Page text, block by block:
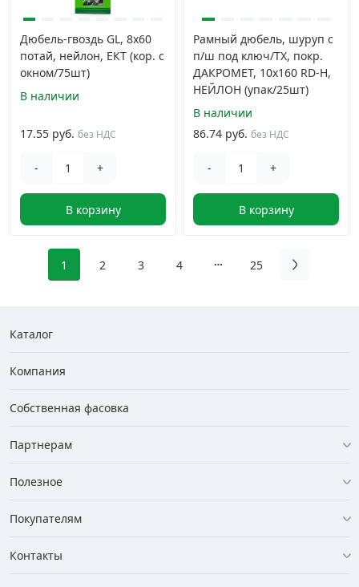
Дюбель-гвоздь GL, 8x60
потай, нейлон, ЕКТ (кор. с
окном/75шт)
В наличии
17.55 руб. без НДС
- +
В корзину
Рамный дюбель, шуруп с
п/ш под ключ/TX, покр.
ДАКРОМЕТ, 10x160 RD-H,
НЕЙЛОН (упак/25шт)
В наличии
86.74 руб. без НДС
- +
В корзину
1 2 3 4 25
Каталог
Компания
Собственная фасовка
Партнерам
Полезное
Покупателям
Контакты